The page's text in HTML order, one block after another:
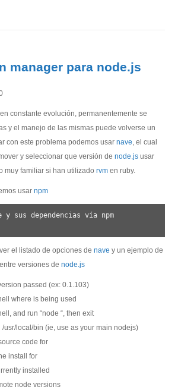
manager para node.js
constante evolución, permanentemente se
y el manejo de las mismas puede volverse un
con este problema podemos usarnave, el cual
y seleccionar que versión denode.js usar
muy familiar si han utilizadorvm en ruby.
usarnpm
y sus dependencias vía npm
el listado de opciones denave y un ejemplo de
versiones denode.js
passed (ex: 0.1.103)
whereis being used
and run “node“, then exit
/usr/local/bin (ie, use as your main nodejs)
code for
install for
installed
node versions